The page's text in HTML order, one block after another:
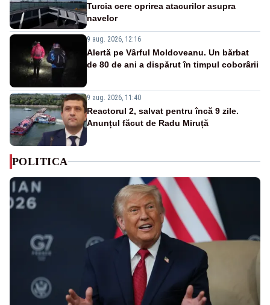
Turcia cere oprirea atacurilor asupra
navelor
9 aug. 2026, 12:16
Alertă pe Vârful Moldoveanu. Un bărbat
de 80 de ani a dispărut în timpul coborârii
9 aug. 2026, 11:40
Reactorul 2, salvat pentru încă 9 zile.
Anunțul făcut de Radu Miruță
POLITICA